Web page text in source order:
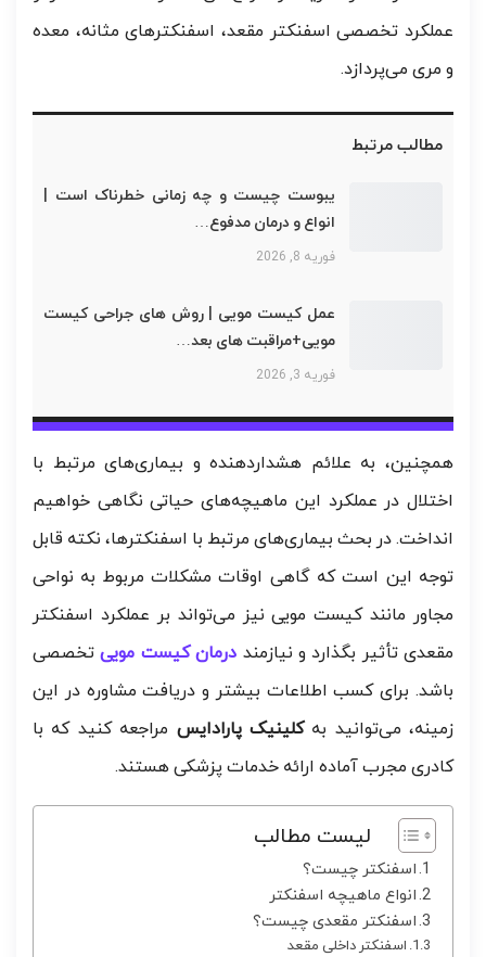
عملکرد تخصصی اسفنکتر مقعد، اسفنکترهای مثانه، معده
و مری می‌پردازد.
مطالب مرتبط
یبوست چیست و چه زمانی خطرناک است |
انواع و درمان مدفوع…
فوریه 8, 2026
عمل کیست مویی | روش های جراحی کیست
مویی+مراقبت های بعد…
فوریه 3, 2026
همچنین، به علائم هشداردهنده و بیماری‌های مرتبط با
اختلال در عملکرد این ماهیچه‌های حیاتی نگاهی خواهیم
انداخت. در بحث بیماری‌های مرتبط با اسفنکترها، نکته قابل
توجه این است که گاهی اوقات مشکلات مربوط به نواحی
مجاور مانند کیست مویی نیز می‌تواند بر عملکرد اسفنکتر
مقعدی تأثیر بگذارد و نیازمند درمان کیست موییتخصصی
باشد. برای کسب اطلاعات بیشتر و دریافت مشاوره در این
زمینه، می‌توانید بهکلینیک پارادایس مراجعه کنید که با
کادری مجرب آماده ارائه خدمات پزشکی هستند.
لیست مطالب
اسفنکتر چیست؟
انواع ماهیچه اسفنکتر
اسفنکتر مقعدی چیست؟
اسفنکتر داخلی مقعد